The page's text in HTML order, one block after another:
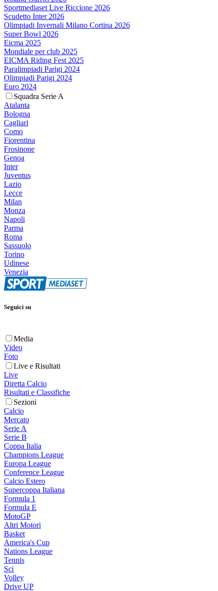
Sportmediaset Live Riccione 2026
Scudetto Inter 2026
Olimpiadi Invernali Milano Cortina 2026
Super Bowl 2026
Eicma 2025
Mondiale per club 2025
EICMA Riding Fest 2025
Paralimpiadi Parigi 2024
Olimpiadi Parigi 2024
Euro 2024
Squadra Serie A
Atalanta
Bologna
Cagliari
Como
Fiorentina
Frosinone
Genoa
Inter
Juventus
Lazio
Lecce
Milan
Monza
Napoli
Parma
Roma
Sassuolo
Torino
Udinese
Venezia
Seguici su
Media
Video
Foto
Live e Risultati
Live
Diretta Calcio
Risultati e Classifiche
Sezioni
Calcio
Mercato
Serie A
Serie B
Coppa Italia
Champions League
Europa League
Conference League
Calcio Estero
Supercoppa Italiana
Formula 1
Formula E
MotoGP
Altri Motori
Basket
America's Cup
Nations League
Tennis
Sci
Volley
Drive UP